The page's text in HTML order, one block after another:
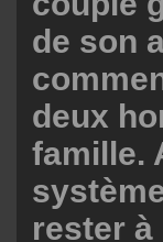
de son
deux
famille.
rester à